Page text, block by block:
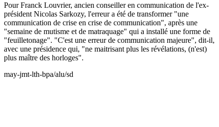
Pour Franck Louvrier, ancien conseiller en communication de l'ex-
président Nicolas Sarkozy, l'erreur a été de transformer "une
communication de crise en crise de communication", après une
"semaine de mutisme et de matraquage" qui a installé une forme de
"feuilletonage". "C'est une erreur de communication majeure", dit-il,
avec une présidence qui, "ne maitrisant plus les révélations, (n'est)
plus maître des horloges".
may-jmt-lth-bpa/alu/sd